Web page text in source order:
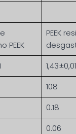
PEEK
PEEK
1,43±0,01
108
0.18
0.06